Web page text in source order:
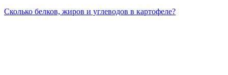
Сколько белков, жиров и углеводов в картофеле?